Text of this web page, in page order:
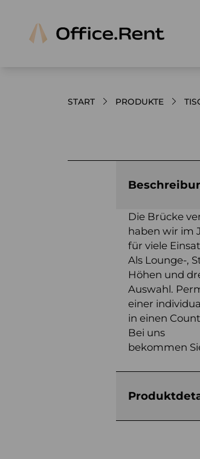
START PRODUKTE
Die Brücke
haben wir im
für viele
Als Lounge-,
Höhen und
Auswahl.
einer
in einen
Bei uns
bekommen